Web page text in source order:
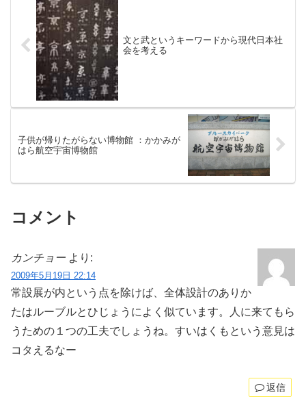
文と武というキーワードから現代日本社
会を考える
子供が帰りたがらない博物館 ：かかみが
はら航空宇宙博物館
コメント
カンチョー より:
2009年5月19日 22:14
常設展が内という点を除けば、全体設計のありか
たはルーブルとひじょうによく似ています。人に来てもら
うための１つの工夫でしょうね。すいはくもという意見は
コタえるなー
返信